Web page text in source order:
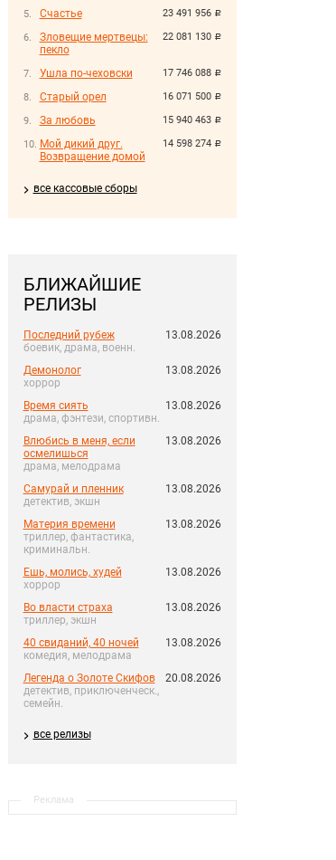
23 491 956 руб.
Счастье
22 081 130 руб.
Зловещие мертвецы:
пекло
17 746 088 руб.
Ушла по-чеховски
16 071 500 руб.
Старый орел
15 940 463 руб.
За любовь
14 598 274 руб.
Мой дикий друг.
Возвращение домой
все кассовые сборы
БЛИЖАЙШИЕ
РЕЛИЗЫ
Последний рубеж
боевик, драма, военн.
13.08.2026
Демонолог
хоррор
13.08.2026
Время сиять
драма, фэнтези, спортивн.
13.08.2026
Влюбись в меня, если
осмелишься
драма, мелодрама
13.08.2026
Самурай и пленник
детектив, экшн
13.08.2026
Материя времени
триллер, фантастика,
криминальн.
13.08.2026
Ешь, молись, худей
хоррор
13.08.2026
Во власти страха
триллер, экшн
13.08.2026
40 свиданий, 40 ночей
комедия, мелодрама
13.08.2026
Легенда о Золоте Скифов
детектив, приключенческ.,
семейн.
20.08.2026
все релизы
Реклама